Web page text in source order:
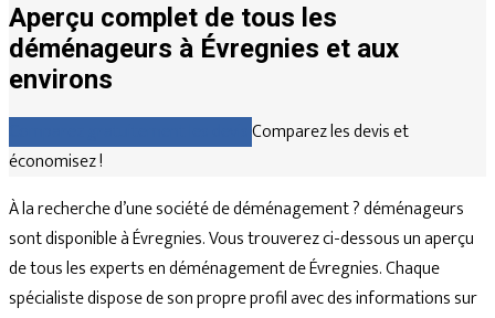
Aperçu complet de tous les
déménageurs à Évregnies et aux
environs
Comparez les devis et
économisez !
À la recherche d’une société de déménagement ? déménageurs
sont disponible à Évregnies. Vous trouverez ci-dessous un aperçu
de tous les experts en déménagement de Évregnies. Chaque
spécialiste dispose de son propre profil avec des informations sur